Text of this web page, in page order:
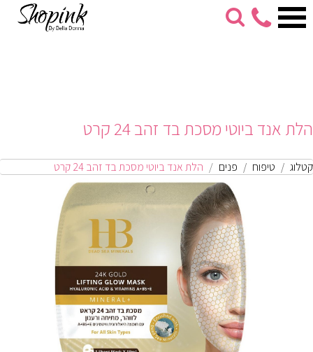
053-
274-
הלת אנד ביוטי מסכת בד זהב 24 קרט
קטלוג טיפוח פנים הלת אנד ביוטי מסכת בד זהב 24 קרט